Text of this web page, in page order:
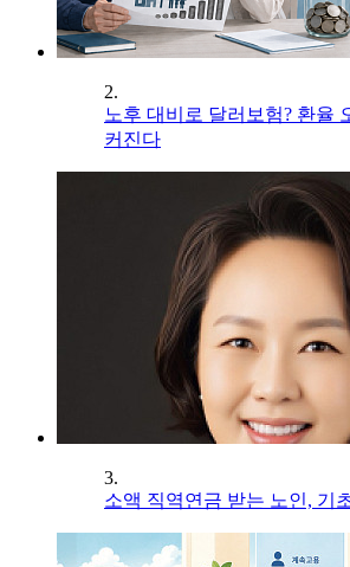
2.
노후 대비로 달러보험? 환율
커진다
3.
소액 직역연금 받는 노인, 기